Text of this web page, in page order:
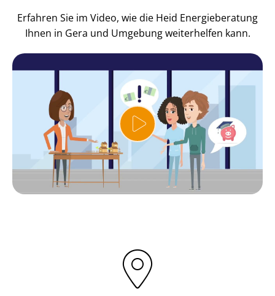
Erfahren Sie im Video, wie die Heid Energieberatung
Ihnen in Gera und Umgebung weiterhelfen kann.